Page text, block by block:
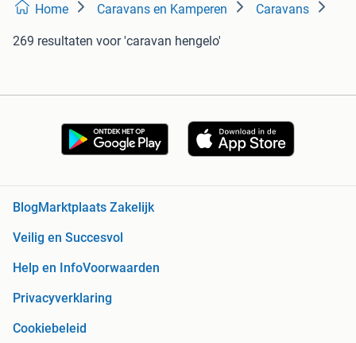
Home Caravans en Kamperen Caravans
269 resultaten voor 'caravan hengelo'
BlogMarktplaats Zakelijk
Veilig en Succesvol
Help en InfoVoorwaarden
Privacyverklaring
Cookiebeleid